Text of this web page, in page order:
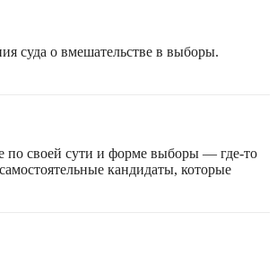
суда о вмешательстве в выборы.
по своей сути и форме выборы — где-то
кандидаты, которые